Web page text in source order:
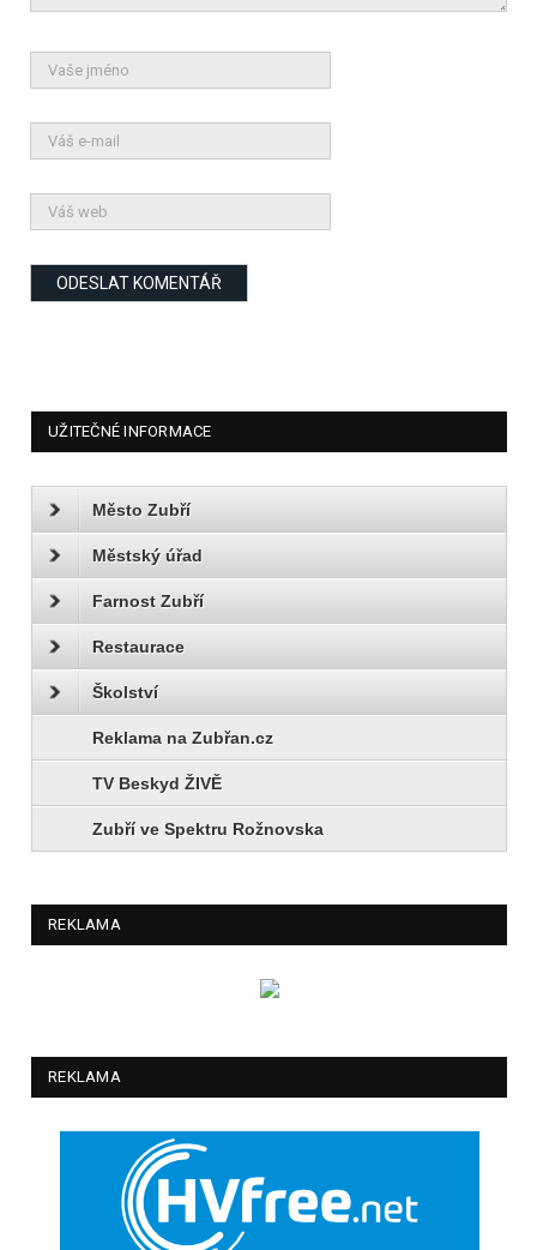
UŽITEČNÉ INFORMACE
Město Zubří
Městský úřad
Farnost Zubří
Restaurace
Školství
Reklama na Zubřan.cz
TV Beskyd ŽIVĚ
Zubří ve Spektru Rožnovska
REKLAMA
REKLAMA